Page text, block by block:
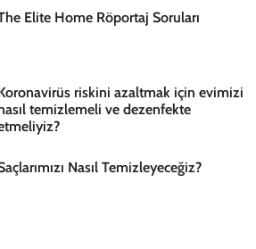
Elite Home Röportaj Soruları
riskini azaltmak için evimizi
temizlemeli ve dezenfekte
Nasıl Temizleyeceğiz?